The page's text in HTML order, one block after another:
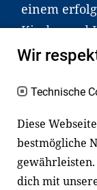
einem
Kinder und
haben aber
an Familien
mit
Wir
Technische
Diese
bestmögliche
dich mit